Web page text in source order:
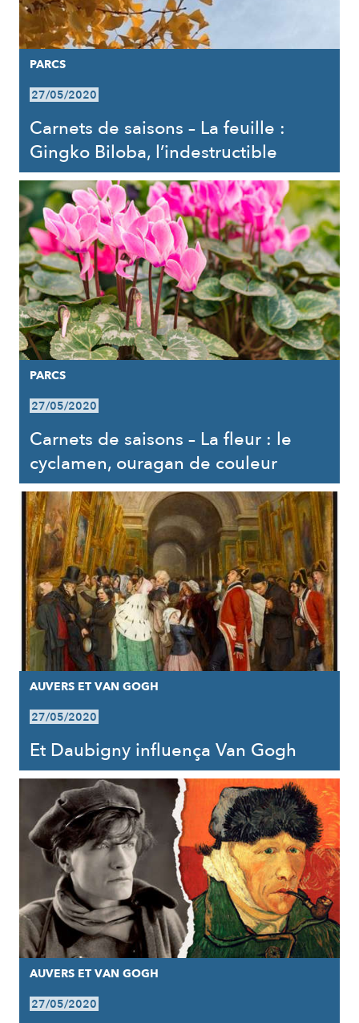
PARCS
27/05/2020
Carnets de saisons – La feuille :
Gingko Biloba, l’indestructible
PARCS
27/05/2020
Carnets de saisons – La fleur : le
cyclamen, ouragan de couleur
AUVERS ET VAN GOGH
27/05/2020
Et Daubigny influença Van Gogh
AUVERS ET VAN GOGH
27/05/2020